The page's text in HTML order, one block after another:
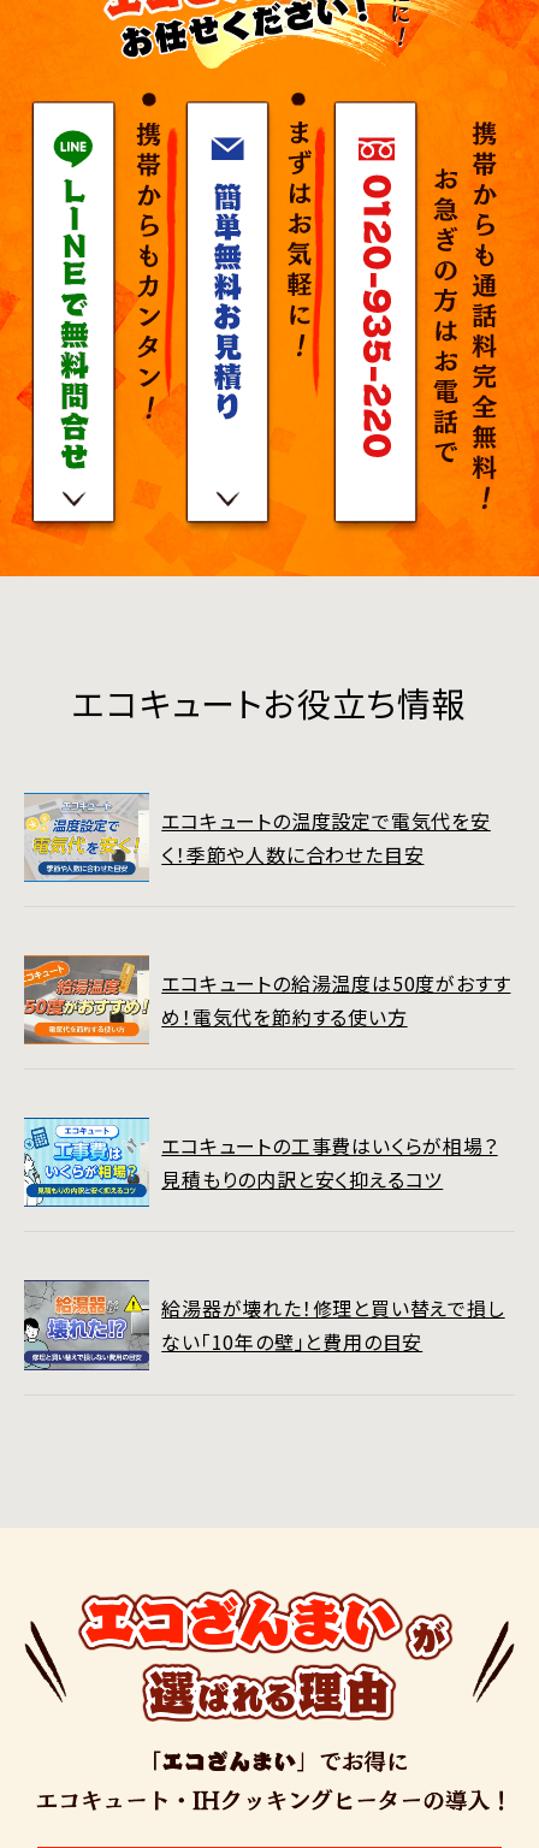
エコキュートお役立ち情報
エコキュートの温度設定で電気代を安
く！季節や人数に合わせた目安
エコキュートの給湯温度は50度がおすす
め！電気代を節約する使い方
エコキュートの工事費はいくらが相場？
見積もりの内訳と安く抑えるコツ
給湯器が壊れた！修理と買い替えで損し
ない「10年の壁」と費用の目安